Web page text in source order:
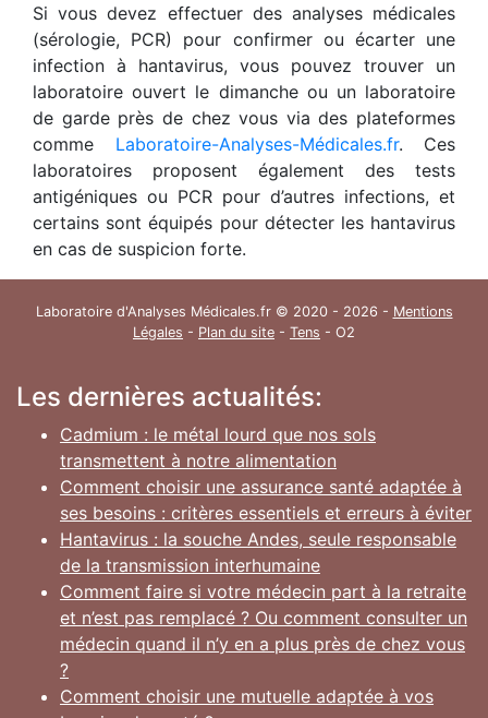
Si vous devez effectuer des analyses médicales
(sérologie, PCR) pour confirmer ou écarter une
infection à hantavirus, vous pouvez trouver un
laboratoire ouvert le dimanche ou un laboratoire
de garde près de chez vous via des plateformes
comme Laboratoire-Analyses-Médicales.fr. Ces
laboratoires proposent également des tests
antigéniques ou PCR pour d’autres infections, et
certains sont équipés pour détecter les hantavirus
en cas de suspicion forte.
Laboratoire d'Analyses Médicales.fr © 2020 - 2026 - Mentions
Légales - Plan du site - Tens - O2
Les dernières actualités:
Cadmium : le métal lourd que nos sols
transmettent à notre alimentation
Comment choisir une assurance santé adaptée à
ses besoins : critères essentiels et erreurs à éviter
Hantavirus : la souche Andes, seule responsable
de la transmission interhumaine
Comment faire si votre médecin part à la retraite
et n’est pas remplacé ? Ou comment consulter un
médecin quand il n’y en a plus près de chez vous
?
Comment choisir une mutuelle adaptée à vos